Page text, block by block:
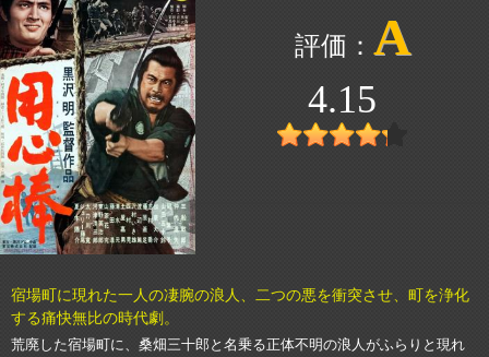
A
4.15
宿場町に現れた一人の凄腕の浪人、二つの悪を衝突させ、町を浄化
する痛快無比の時代劇。
荒廃した宿場町に、桑畑三十郎と名乗る正体不明の浪人がふらりと現れ